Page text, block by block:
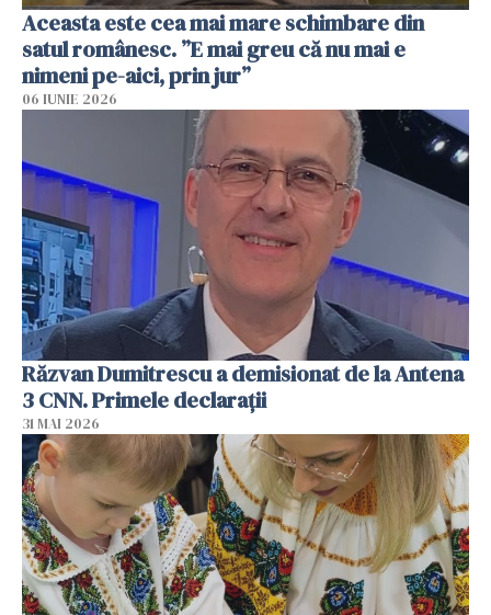
Aceasta este cea mai mare schimbare din
satul românesc. ”E mai greu că nu mai e
nimeni pe-aici, prin jur”
06 IUNIE 2026
Răzvan Dumitrescu a demisionat de la Antena
3 CNN. Primele declarații
31 MAI 2026